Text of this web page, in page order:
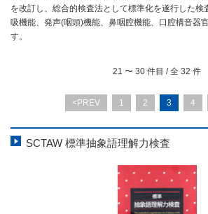
を改訂し、総合的検査法として標準化を遂行した検
吸機能、発声(咽頭)機能、鼻咽腔機能、口腔構音器
す。
21 〜 30 件目 / 全 32 件
<PREV 1 2 3 4
SCTAW 標準抽象語理解力検査